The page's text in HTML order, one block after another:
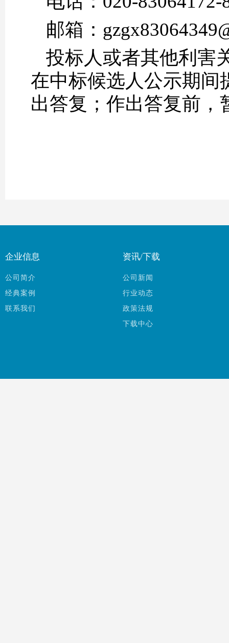
邮箱：
投标人或者其他利害
在中标候选人公示期间
出答复；作出答复前，
企业信息
公司简介
经典案例
联系我们
资讯/下载
公司新闻
行业动态
政策法规
下载中心